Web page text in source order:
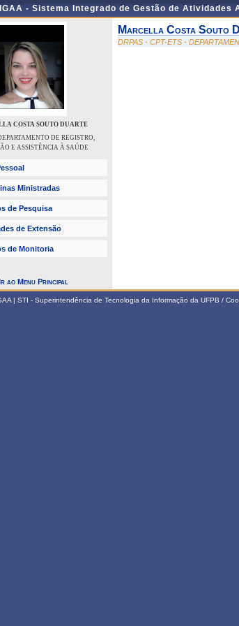
- Sistema Integrado de Gestão de Atividades
COSTA SOUTO DUARTE
DE REGISTRO,
E ASSISTÊNCIA À SAÚDE
Ministradas
de Pesquisa
de Extensão
de Monitoria
ao Menu Principal
Marcella Costa Souto
DRPAS - CPT-ETS -
| STI - Superintendência de Tecnologia da Informação da UFPB /